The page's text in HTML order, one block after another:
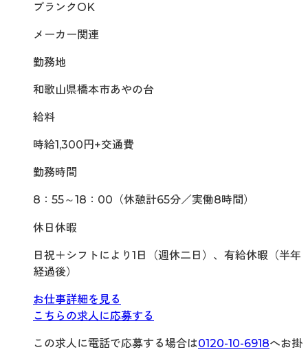
ブランクOK
メーカー関連
勤務地
和歌山県橋本市あやの台
給料
時給1,300円+交通費
勤務時間
8：55～18：00（休憩計65分／実働8時間）
休日休暇
日祝＋シフトにより1日（週休二日）、有給休暇（半年
経過後）
お仕事詳細を見る
こちらの求人に応募する
この求人に電話で応募する場合は0120-10-6918へお掛